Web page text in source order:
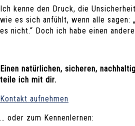
Ich kenne den Druck, die
wie es sich anfühlt, wenn alle sagen:
es nicht.“ Doch ich habe einen
Einen natürlichen, sicheren,
teile ich mit dir.
Kontakt aufnehmen
… oder zum Kennenlernen: